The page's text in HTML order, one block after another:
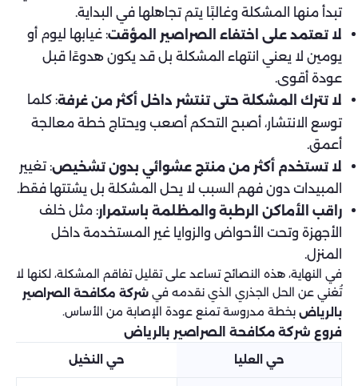
تبدأ منها المشكلة وغالبًا يتم تجاهلها في البداية.
لا تعتمد على اختفاء الصراصير المؤقت: غيابها ليوم أو
يومين لا يعني انتهاء المشكلة بل قد يكون هدوءًا قبل
عودة أقوى.
لا تترك المشكلة حتى تنتشر داخل أكثر من غرفة: كلما
توسع الانتشار، أصبح التحكم أصعب ويحتاج خطة معالجة
أعمق.
لا تستخدم أكثر من منتج عشوائي بدون تشخيص : تغيير
المبيدات دون فهم السبب لا يحل المشكلة بل يشتتها فقط.
راقب الأماكن الرطبة والمظلمة باستمرار : مثل خلف
الأجهزة وتحت الأحواض والزوايا غير المستخدمة داخل
المنزل.
في النهاية، هذه النصائح تساعد على تقليل تفاقم المشكلة، لكنها لا
تُغني عن الحل الجذري الذي نقدمه في شركة مكافحة الصراصير
بالرياضبخطة مدروسة تمنع عودة الإصابة من الأساس.
فروع شركة مكافحة الصراصير بالرياض
حي العليا حي النخيل